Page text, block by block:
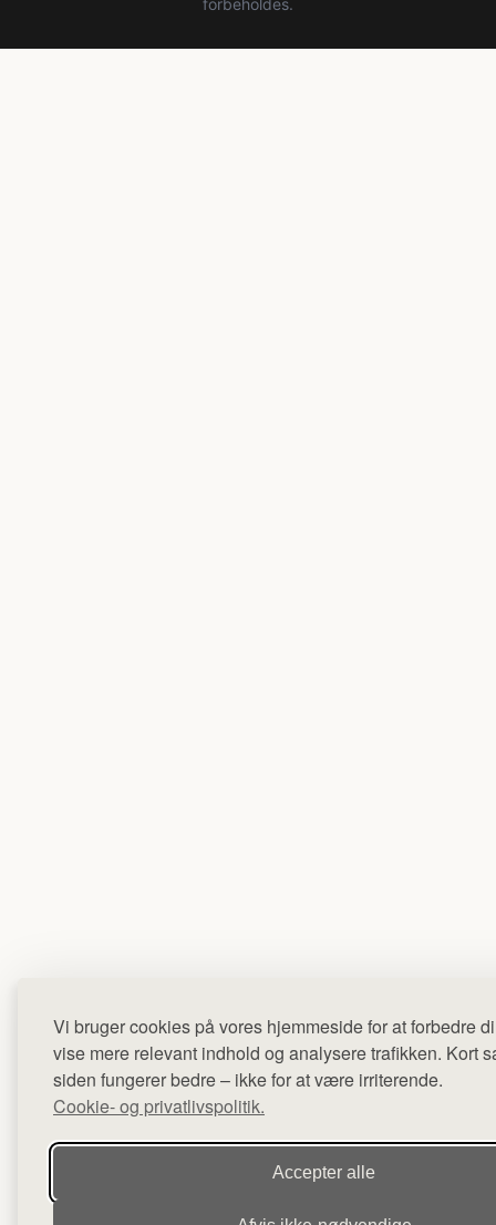
Vi bruger cookies på vores hjemmeside for at forbedre
vise mere relevant indhold og analysere trafikken. Kort
siden fungerer bedre – ikke for at være irriterende.
Cookie- og privatlivspolitik.
Accepter alle
forbeholdes.